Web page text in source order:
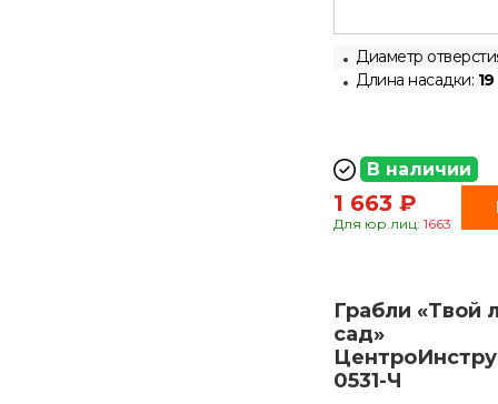
Диаметр
Длина насадки:
В наличии
1 663 ₽
Для юр.лиц: 1663
Грабли «Твой
сад»
0531-Ч